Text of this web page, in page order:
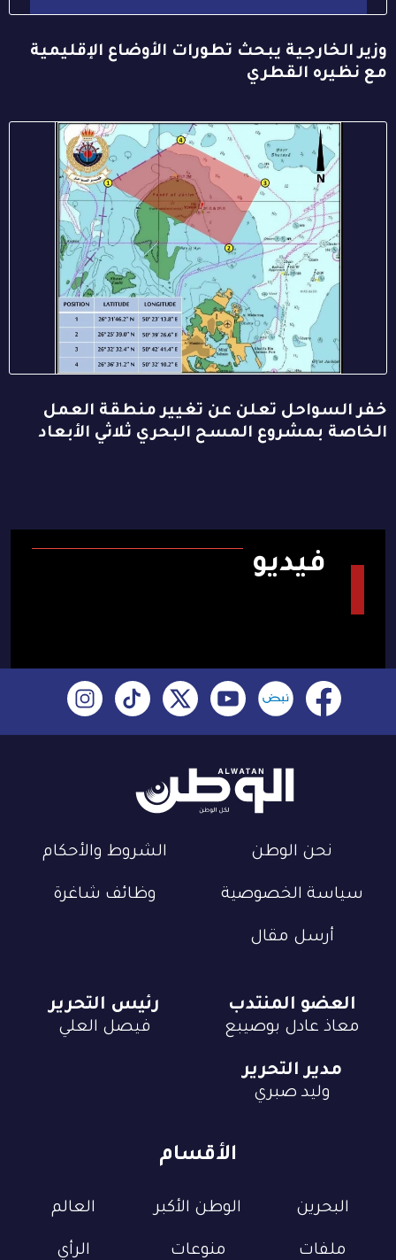
وزير الخارجية يبحث تطورات الأوضاع الإقليمية
مع نظيره القطري
خفر السواحل تعلن عن تغيير منطقة العمل
الخاصة بمشروع المسح البحري ثلاثي الأبعاد
فيديو
نحن الوطن الشروط والأحكام
سياسة الخصوصية وظائف شاغرة
أرسل مقال
الأقسام
البحرين الوطن الأكبر العالم
ملفات منوعات الرأي
العضو المنتدب
معاذ عادل بوصيبع
رئيس التحرير
فيصل العلي
مدير التحرير
وليد صبري